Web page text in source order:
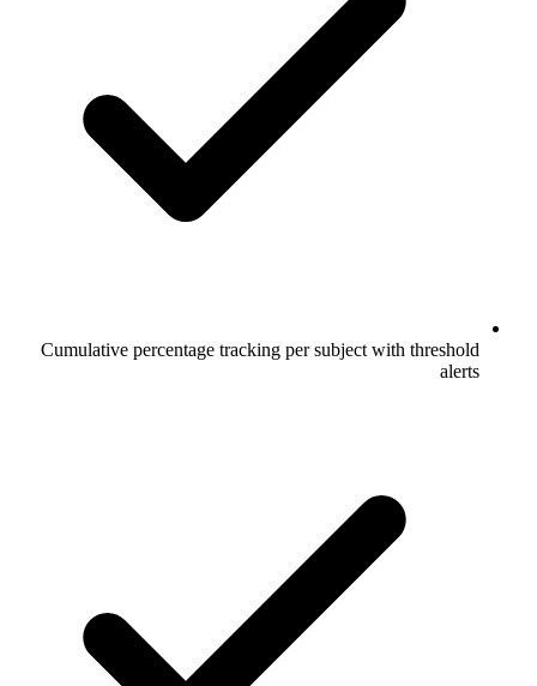
Cumulative percentage tracking per subject with threshold
alerts